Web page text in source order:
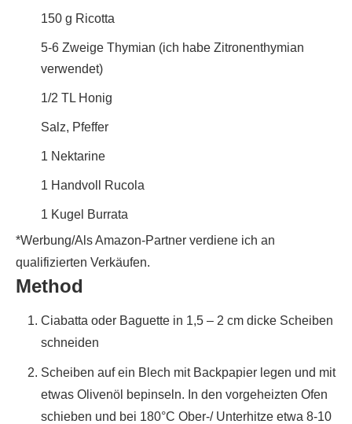
150 g Ricotta
5-6 Zweige Thymian (ich habe Zitronenthymian
verwendet)
1/2 TL Honig
Salz, Pfeffer
1 Nektarine
1 Handvoll Rucola
1 Kugel Burrata
*Werbung/Als Amazon-Partner verdiene ich an
qualifizierten Verkäufen.
Method
Ciabatta oder Baguette in 1,5 – 2 cm dicke Scheiben
schneiden
Scheiben auf ein Blech mit Backpapier legen und mit
etwas Olivenöl bepinseln. In den vorgeheizten Ofen
schieben und bei 180°C Ober-/ Unterhitze etwa 8-10